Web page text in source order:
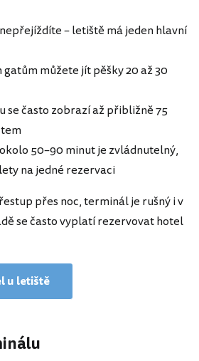
– letiště má jeden hlavní
gatům můžete jít pěšky 20 až 30
se často zobrazí až přibližně 75
50–90 minut je zvládnutelný,
na jedné rezervaci
přes noc, terminál je rušný i v
se často vyplatí rezervovat hotel
u letiště